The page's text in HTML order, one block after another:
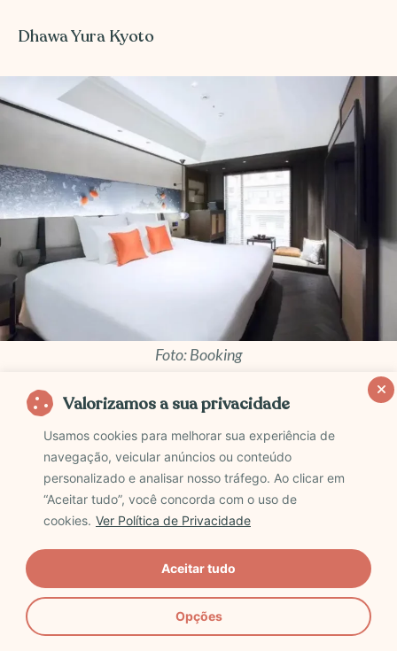
Valorizamos a sua privacidade
Usamos cookies para melhorar sua experiência de
navegação, veicular anúncios ou conteúdo
personalizado e analisar nosso tráfego. Ao clicar em
“Aceitar tudo”, você concorda com o uso de
cookies. Ver Política de Privacidade
Opções
Aceitar tudo
Dhawa Yura Kyoto
Foto: Booking
O hotel é um estabelecimento de luxo que mescla a
modernos. Esta combinação proporciona uma
estadia única de conforto e elegância.
Recebe avaliações positivas por sua localização
privilegiada, instalações limpas, e o atendimento
cuidadoso e personalizado de sua equipe. É comum
ler avaliações destacando todas as comodidades da
suíte, necessárias para garantir conforto.